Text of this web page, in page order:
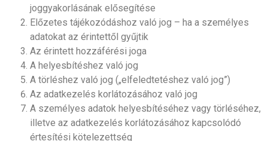
joggyakorlásának elősegítése
Előzetes tájékozódáshoz való jog – ha a személyes
adatokat az érintettől gyűjtik
Az érintett hozzáférési joga
A helyesbítéshez való jog
A törléshez való jog („elfeledtetéshez való jog”)
Az adatkezelés korlátozásához való jog
A személyes adatok helyesbítéséhez vagy törléséhez,
illetve az adatkezelés korlátozásához kapcsolódó
értesítési kötelezettség